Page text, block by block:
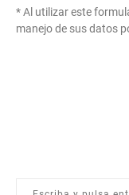
* Al utilizar este
manejo de sus datos